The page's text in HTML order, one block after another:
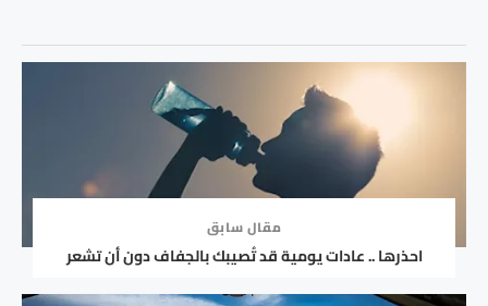
مقال سابق
احذرها .. عادات يومية قد تُصيبك بالجفاف دون أن تشعر